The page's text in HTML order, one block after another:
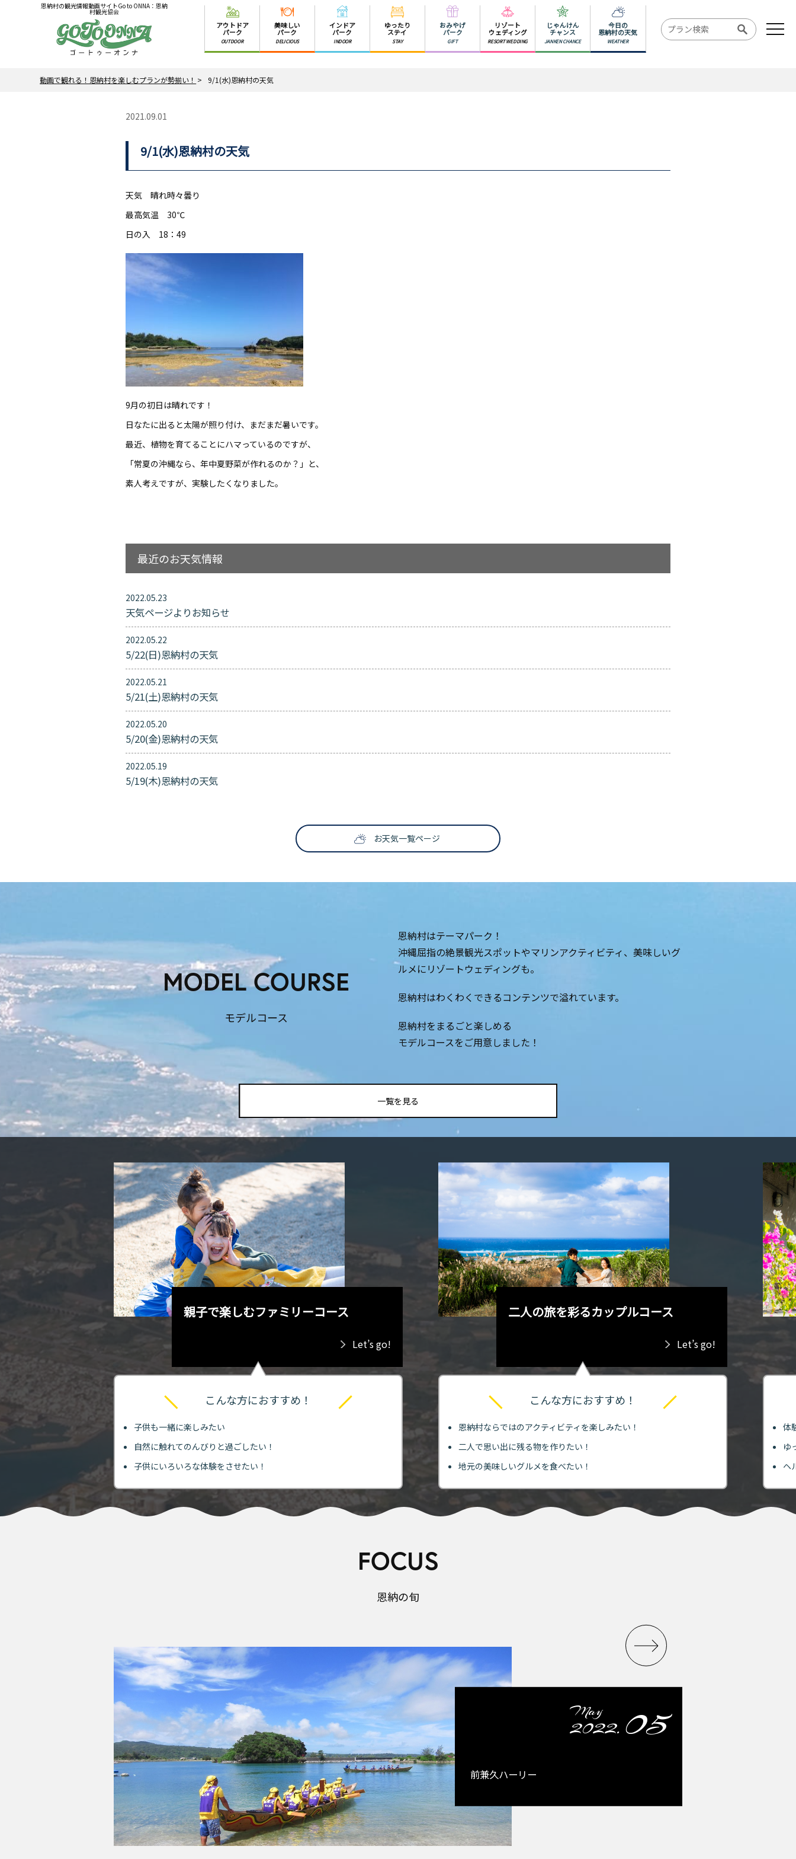
恩納村の観光情報動画サイトGo to ONNA：恩納
村観光協会
アウトドア
パーク
OUTDOOR
美味しい
パーク
DELICIOUS
インドア
パーク
INDOOR
ゆったり
ステイ
STAY
おみやげ
パーク
GIFT
リゾート
ウェディング
RESORT WEDDING
じゃんけん
チャンス
JANKEN CHANCE
今日の
恩納村の天気
WEATHER
動画で観れる！恩納村を楽しむプランが勢揃い！ 9/1(水)恩納村の天気
2021.09.01
9/1(水)恩納村の天気
天気 晴れ時々曇り
最高気温 30℃
日の入 18：49
9月の初日は晴れです！
日なたに出ると太陽が照り付け、まだまだ暑いです。
最近、植物を育てることにハマっているのですが、
「常夏の沖縄なら、年中夏野菜が作れるのか？」と、
素人考えですが、実験したくなりました。
最近のお天気情報
2022.05.23
天気ページよりお知らせ
2022.05.22
5/22(日)恩納村の天気
2022.05.21
5/21(土)恩納村の天気
2022.05.20
5/20(金)恩納村の天気
2022.05.19
5/19(木)恩納村の天気
お天気一覧ページ
MODEL COURSE
モデルコース
恩納村はテーマパーク！
沖縄屈指の絶景観光スポットやマリンアクティビティ、美味しいグ
ルメにリゾートウェディングも。
恩納村はわくわくできるコンテンツで溢れています。
恩納村をまるごと楽しめる
モデルコースをご用意しました！
一覧を見る
巡るのも
親子で楽しむファミリーコース
Let’s go!
こんな方におすすめ！
子供も一緒に楽しみたい
自然に触れてのんびりと過ごしたい！
子供にいろいろな体験をさせたい！
二人の旅を彩るカップルコース
Let’s go!
こんな方におすすめ！
恩納村ならではのアクティビティを楽しみたい！
二人で思い出に残る物を作りたい！
地元の美味しいグルメを食べたい！
体
ゆ
ヘ
FOCUS
恩納の旬
May
2022. 05
前兼久ハーリー